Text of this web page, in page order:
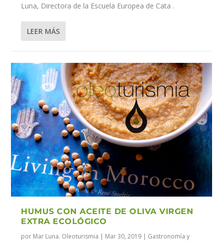
Luna, Directora de la Escuela Europea de Cata .
LEER MÁS
HUMUS CON ACEITE DE OLIVA VIRGEN
EXTRA ECOLÓGICO
por Mar Luna. Oleoturismia | Mar 30, 2019 | Gastronomía y